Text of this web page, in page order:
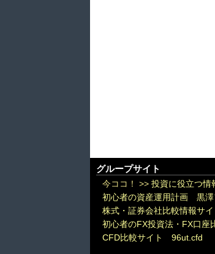
グループサイト
今ココ！ >> 投資に役立つ情
初心者の資産運用計画 黒澤
株式・証券会社比較情報サ
初心者のFX投資法・FX口座
CFD比較サイト 96ut.cfd